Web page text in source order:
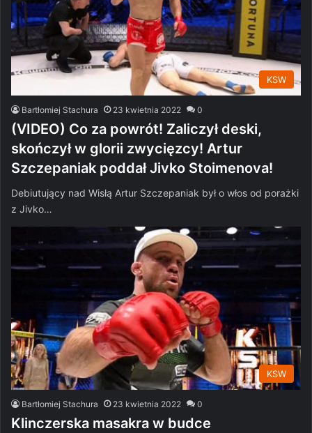
KSW
Bartłomiej Stachura 23 kwietnia 2022 0
(VIDEO) Co za powrót! Zaliczył deski,
skończył w glorii zwycięzcy! Artur
Szczepaniak poddał Jivko Stoimenova!
Debiutujący nad Wisłą Artur Szczepaniak był o włos od porażki
z Jivko…
KSW
Bartłomiej Stachura 23 kwietnia 2022 0
Klinczerska masakra w budce